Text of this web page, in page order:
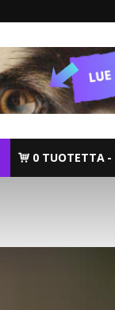
0 TUOTETTA